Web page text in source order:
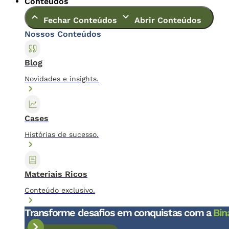
Fechar Conteúdos
Abrir Conteúdos
Nossos Conteúdos
Blog
Novidades e insights.
Cases
Histórias de sucesso.
Materiais Ricos
Conteúdo exclusivo.
Transforme desafios em conquistas com a